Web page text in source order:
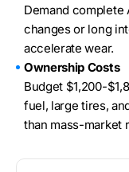
Demand
changes or long
accelerate wear.
Ownership Costs
Budget $1,200-
fuel, large tires,
than mass-market